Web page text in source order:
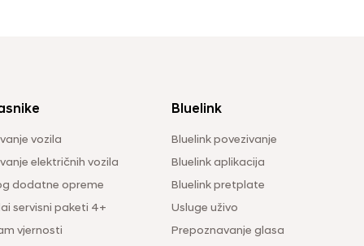
vozila
električnih vozila
dodatne opreme
servisni paketi 4+
vjernosti
Bluelink
Bluelink povezivanje
Bluelink aplikacija
Bluelink pretplate
Usluge uživo
Prepoznavanje glasa